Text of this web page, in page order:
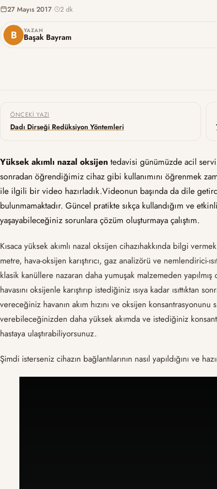
YAZAN
Başak Bayram
27 Mayıs 2017· 2 dk
Yazı gezinmesi
ÖNCEKI YAZI
Dadı Dirseği Redüksiyon Yöntemleri
Yüksek akımlı nazal oksijen tedavisi günümüzde acil
sonradan öğrendiğimiz cihaz gibi kullanımını öğrenmek
ile ilgili bir video hazırladık.Videonun başında da dile
bulunmamaktadır. Güncel pratikte sıkça kullandığım ve
yaşayabileceğiniz sorunlara çözüm oluşturmaya çalıştım.
Kısaca yüksek akımlı nazal oksijen cihazıhakkında bilgi
metre, hava-oksijen karıştırıcı, gaz analizörü ve nemlendirici-
klasik kanüllere nazaran daha yumuşak malzemeden
havasını oksijenle karıştırıp istediğiniz ısıya kadar ısıttıktan
vereceğiniz havanın akım hızını ve oksijen
verebileceğinizden daha yüksek akımda ve istediğiniz
hastaya ulaştırabiliyorsunuz.
Şimdi isterseniz cihazın bağlantılarının nasıl yapıldığını ve